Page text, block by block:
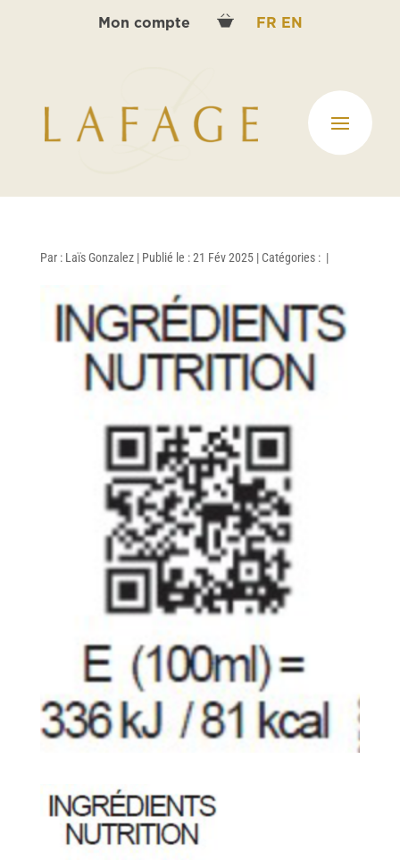
Mon compte FR EN
Par : Laïs Gonzalez | Publié le : 21 Fév 2025 | Catégories : |